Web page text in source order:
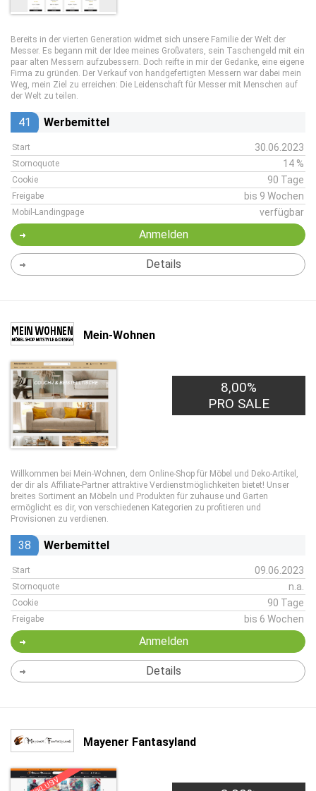
Bereits in der vierten Generation widmet sich unsere Familie der Welt der
Messer. Es begann mit der Idee meines Großvaters, sein Taschengeld mit ein
paar alten Messern aufzubessern. Doch reifte in mir der Gedanke, eine eigene
Firma zu gründen. Der Verkauf von handgefertigten Messern war dabei mein
Weg, mein Ziel zu erreichen: Die Leidenschaft für Messer mit Menschen auf
der Welt zu teilen.
41 Werbemittel
Start 30.06.2023
Stornoquote 14 %
Cookie 90 Tage
Freigabe bis 9 Wochen
Mobil-Landingpage verfügbar
Anmelden
Details
Mein-Wohnen
8,00%
PRO SALE
Willkommen bei Mein-Wohnen, dem Online-Shop für Möbel und Deko-Artikel,
der dir als Affiliate-Partner attraktive Verdienstmöglichkeiten bietet! Unser
breites Sortiment an Möbeln und Produkten für zuhause und Garten
ermöglicht es dir, von verschiedenen Kategorien zu profitieren und
Provisionen zu verdienen.
38 Werbemittel
Start 09.06.2023
Stornoquote n.a.
Cookie 90 Tage
Freigabe bis 6 Wochen
Anmelden
Details
Mayener Fantasyland